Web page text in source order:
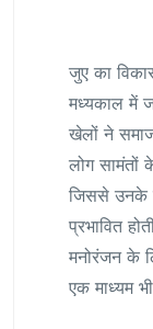
जुए का
मध्यकाल में
खेलों ने समाज
लोग
जिससे उनके
प्रभावित
मनोरंजन के
एक माध्यम